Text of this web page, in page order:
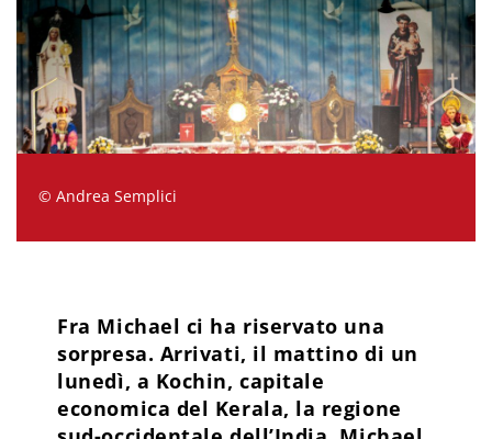
© Andrea Semplici
Fra Michael ci ha riservato una
sorpresa. Arrivati, il mattino di un
lunedì, a Kochin, capitale
economica del Kerala, la regione